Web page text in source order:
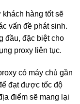
khách hàng tốt sẽ
vấn đề phát sinh.
đầu, đặc biệt cho
proxy liên tục.
có máy chủ gần
đạt được tốc độ
điểm sẽ mang lại